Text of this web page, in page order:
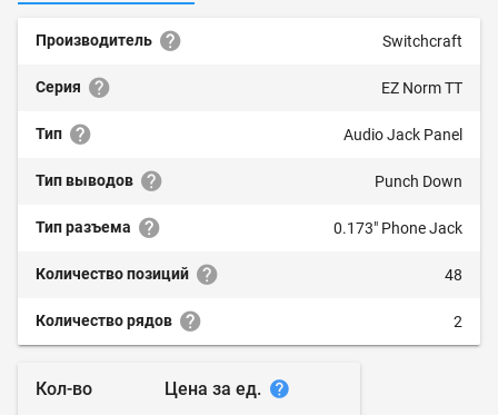
Производитель Switchcraft
Серия EZ Norm TT
Тип Audio Jack Panel
Тип выводов Punch Down
Тип разъема 0.173" Phone Jack
Количество позиций 48
Количество рядов 2
Кол-во Цена за ед.